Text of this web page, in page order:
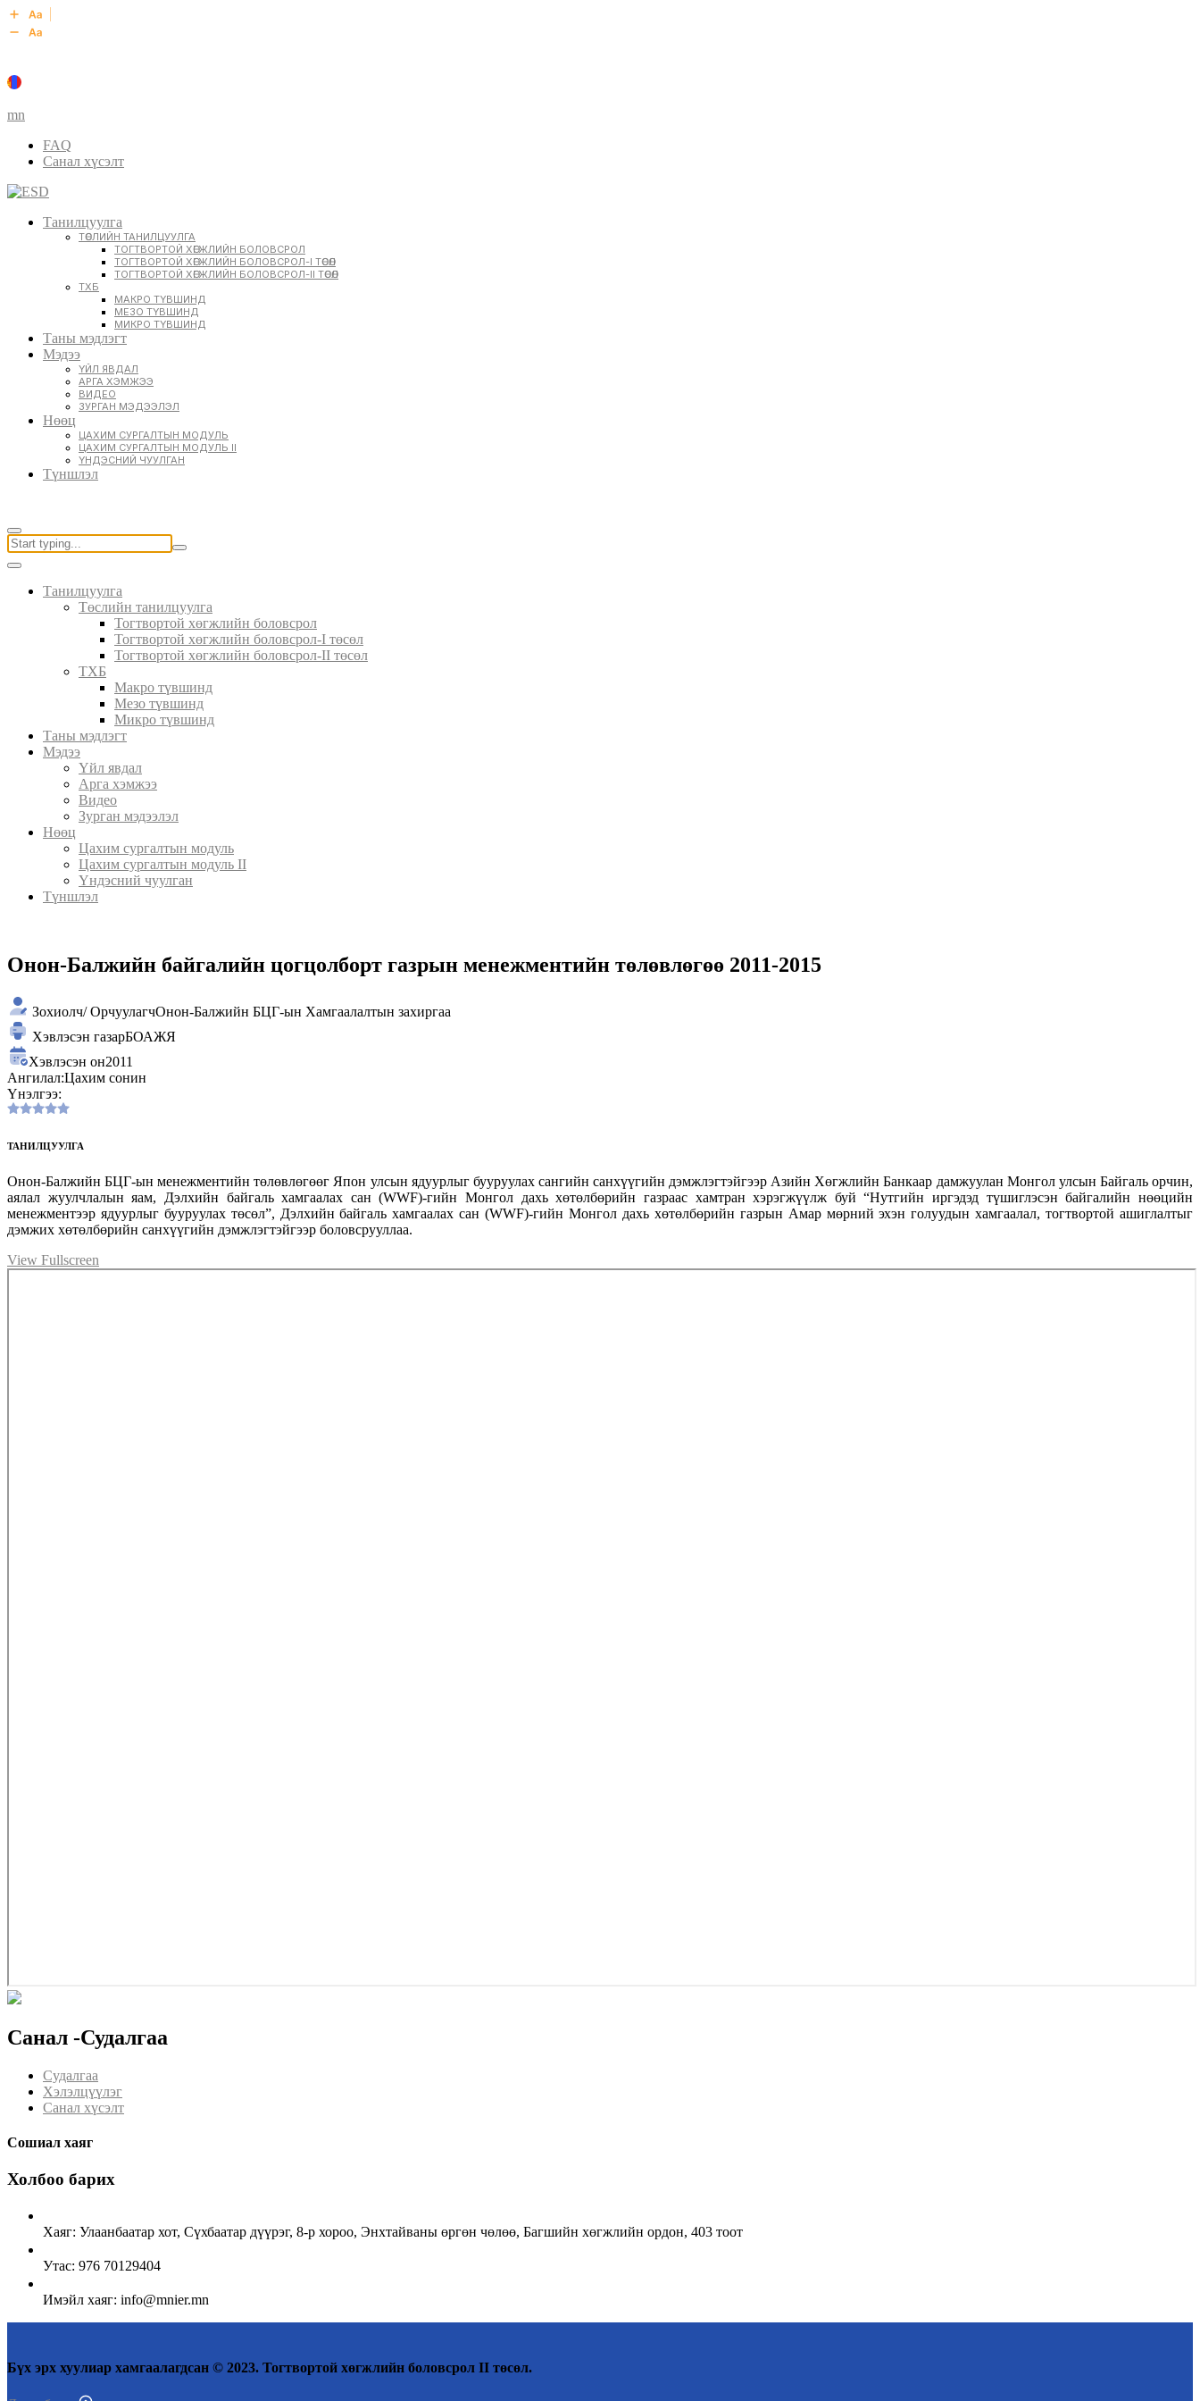
mn
FAQ
Санал хүсэлт
Танилцуулга
ТӨСЛИЙН ТАНИЛЦУУЛГА
ТОГТВОРТОЙ ХӨГЖЛИЙН БОЛОВСРОЛ
ТОГТВОРТОЙ ХӨГЖЛИЙН БОЛОВСРОЛ-I ТӨСӨЛ
ТОГТВОРТОЙ ХӨГЖЛИЙН БОЛОВСРОЛ-II ТӨСӨЛ
ТХБ
МАКРО ТҮВШИНД
МЕЗО ТҮВШИНД
МИКРО ТҮВШИНД
Таны мэдлэгт
Мэдээ
ҮЙЛ ЯВДАЛ
АРГА ХЭМЖЭЭ
ВИДЕО
ЗУРГАН МЭДЭЭЛЭЛ
Нөөц
ЦАХИМ СУРГАЛТЫН МОДУЛЬ
ЦАХИМ СУРГАЛТЫН МОДУЛЬ II
ҮНДЭСНИЙ ЧУУЛГАН
Түншлэл
Танилцуулга
Төслийн танилцуулга
Тогтвортой хөгжлийн боловсрол
Тогтвортой хөгжлийн боловсрол-I төсөл
Тогтвортой хөгжлийн боловсрол-II төсөл
ТХБ
Макро түвшинд
Мезо түвшинд
Микро түвшинд
Таны мэдлэгт
Мэдээ
Үйл явдал
Арга хэмжээ
Видео
Зурган мэдээлэл
Нөөц
Цахим сургалтын модуль
Цахим сургалтын модуль II
Үндэсний чуулган
Түншлэл
Онон-Балжийн байгалийн цогцолборт газрын менежментийн төлөвлөгөө 2011-2015
Зохиолч/ ОрчуулагчОнон-Балжийн БЦГ-ын Хамгаалалтын захиргаа
Хэвлэсэн газарБОАЖЯ
Хэвлэсэн он2011
Ангилал:Цахим сонин
Үнэлгээ:
ТАНИЛЦУУЛГА
Онон-Балжийн БЦГ-ын менежментийн төлөвлөгөөг Япон улсын ядуурлыг бууруулах сангийн санхүүгийн дэмжлэгтэйгээр Азийн Хөгжлийн Банкаар дамжуулан Монгол улсын Байгаль орчин,
аялал жуулчлалын яам, Дэлхийн байгаль хамгаалах сан (WWF)-гийн Монгол дахь хөтөлбөрийн газраас хамтран хэрэгжүүлж буй “Нутгийн иргэдэд түшиглэсэн байгалийн нөөцийн
менежментээр ядуурлыг бууруулах төсөл”, Дэлхийн байгаль хамгаалах сан (WWF)-гийн Монгол дахь хөтөлбөрийн газрын Амар мөрний эхэн голуудын хамгаалал, тогтвортой ашиглалтыг
дэмжих хөтөлбөрийн санхүүгийн дэмжлэгтэйгээр боловсрууллаа.
View Fullscreen
Санал -Судалгаа
Судалгаа
Хэлэлцүүлэг
Санал хүсэлт
Сошиал хаяг
Холбоо барих
Хаяг: Улаанбаатар хот, Сүхбаатар дүүрэг, 8-р хороо, Энхтайваны өргөн чөлөө, Багшийн хөгжлийн ордон, 403 тоот
Утас: 976 70129404
Имэйл хаяг: info@mnier.mn
Бүх эрх хуулиар хамгаалагдсан © 2023. Тогтвортой хөгжлийн боловсрол II төсөл.